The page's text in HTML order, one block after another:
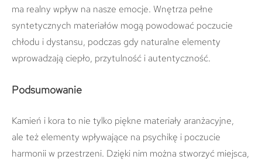
ma realny wpływ na nasze emocje. Wnętrza pełne
syntetycznych materiałów mogą powodować poczucie
chłodu i dystansu, podczas gdy naturalne elementy
wprowadzają ciepło, przytulność i autentyczność.
Podsumowanie
Kamień i kora to nie tylko piękne materiały aranżacyjne,
ale też elementy wpływające na psychikę i poczucie
harmonii w przestrzeni. Dzięki nim można stworzyć miejsca,